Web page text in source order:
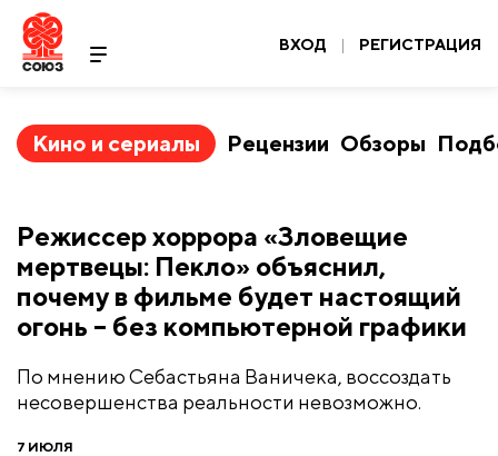
ВХОД | РЕГИСТРАЦИЯ
Кино и сериалы Рецензии Обзоры
Режиссер хоррора «Зловещие
мертвецы: Пекло» объяснил,
почему в фильме будет настоящий
огонь – без компьютерной графики
По мнению Себастьяна Ваничека, воссоздать
несовершенства реальности невозможно.
7 ИЮЛЯ